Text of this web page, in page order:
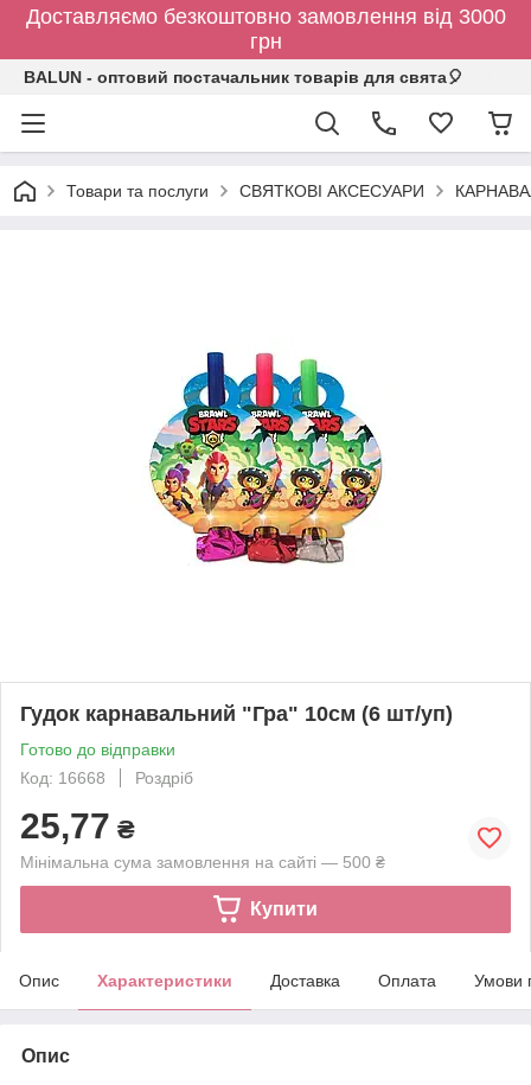
Доставляємо безкоштовно замовлення від 3000
грн
BALUN - оптовий постачальник товарів для свята🎈
Товари та послуги СВЯТКОВІ АКСЕСУАРИ
Гудок карнавальний "Гра" 10см (6 шт/уп)
Готово до відправки
Код: 16668
Роздріб
25,77 ₴
Мінімальна сума замовлення на сайті — 500 ₴
Купити
Опис Характеристики Доставка Оплата Умови
Опис